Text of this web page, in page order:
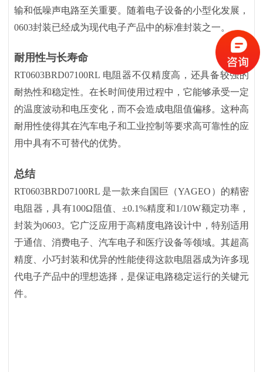
输和低噪声电路至关重要。随着电子设备的小型化发展，
0603封装已经成为现代电子产品中的标准封装之一。
耐用性与长寿命
RT0603BRD07100RL 电阻器不仅精度高，还具备较强的
耐热性和稳定性。在长时间使用过程中，它能够承受一定
的温度波动和电压变化，而不会造成电阻值偏移。这种高
耐用性使得其在汽车电子和工业控制等要求高可靠性的应
用中具有不可替代的优势。
总结
RT0603BRD07100RL 是一款来自国巨（YAGEO）的精密
电阻器，具有100Ω阻值、±0.1%精度和1/10W额定功率，
封装为0603。它广泛应用于高精度电路设计中，特别适用
于通信、消费电子、汽车电子和医疗设备等领域。其超高
精度、小巧封装和优异的性能使得这款电阻器成为许多现
代电子产品中的理想选择，是保证电路稳定运行的关键元
件。